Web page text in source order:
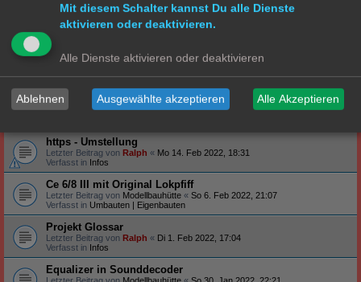
Profilbanner
Letzter Beitrag vonRalph«So 27. Feb 2022, 09:12
Verfasst in
Arduino - habt ihr schon Erfahrung gemacht?
Verfasst inTechnik
S-Bahn Triebwagen ET171/EM171 - BR471/871
Letzter Beitrag vonHammonia«Sa 19. Feb 2022, 23:39
https - Umstellung
Letzter Beitrag von Ralph « Mo 14. Feb 2022, 18:31
Verfasst in Infos
Ce 6/8 III mit Original Lokpfiff
Letzter Beitrag von Modellbauhütte « So 6. Feb 2022, 21:07
Verfasst in Umbauten | Eigenbauten
Projekt Glossar
Letzter Beitrag von Ralph « Di 1. Feb 2022, 17:04
Verfasst in Infos
Equalizer in Sounddecoder
Letzter Beitrag von Modellbauhütte « So 30. Jan 2022, 22:21
Mit diesem Schalter kannst Du alle Dienste
aktivieren oder deaktivieren.
Alle Dienste aktivieren oder deaktivieren
Ablehnen Ausgewählte akzeptieren Alle Akzeptieren